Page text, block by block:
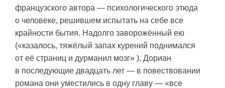
французского автора — психологического этюда
о человеке, решившем испытать на себе все
крайности бытия. Надолго заворожённый ею
(«казалось, тяжёлый запах курений поднимался
от её страниц и дурманил мозг» ), Дориан
в последующие двадцать лет — в повествовании
романа они уместились в одну главу — «все